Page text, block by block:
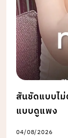
สันชัดแบบไ
แบบดูแพง
04/08/2026